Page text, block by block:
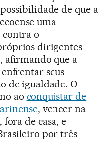
de que a
uma
contra o
dirigentes
afirmando que a
seus
de igualdade. O
ao conquistar de
, vencer na
de casa, e
por três